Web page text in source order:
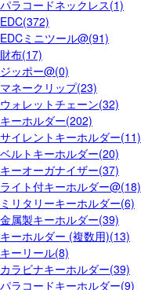
パラコードネックレス(1)
EDC(372)
EDCミニツール@(91)
財布(17)
ジッポー@(0)
マネークリップ(23)
ウォレットチェーン(32)
キーホルダー(202)
サイレントキーホルダー(11)
ベルトキーホルダー(20)
キーオーガナイザー(37)
ライト付キーホルダー@(18)
ミリタリーキーホルダー(6)
金属製キーホルダー(39)
キーホルダー (複数用)(13)
キーリール(8)
カラビナキーホルダー(39)
パラコードキーホルダー(9)